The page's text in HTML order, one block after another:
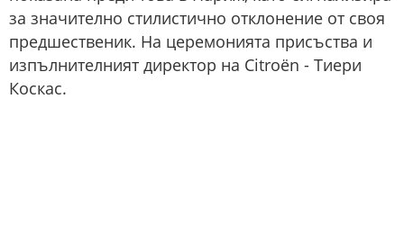
за значително стилистично отклонение от своя
предшественик. На церемонията присъства и
изпълнителният директор на Citroën - Тиери
Коскас.